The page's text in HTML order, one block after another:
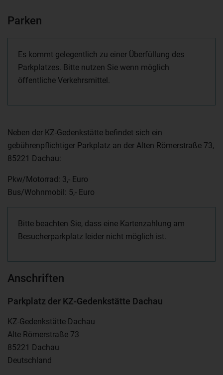
Parken
Es kommt gelegentlich zu einer Überfüllung des
Parkplatzes. Bitte nutzen Sie wenn möglich
öffentliche Verkehrsmittel.
Neben der KZ-Gedenkstätte befindet sich ein
gebührenpflichtiger Parkplatz an der Alten Römerstraße 73,
85221 Dachau:
Pkw/Motorrad: 3,- Euro
Bus/Wohnmobil: 5,- Euro
Bitte beachten Sie, dass eine Kartenzahlung am
Besucherparkplatz leider nicht möglich ist.
Anschriften
Parkplatz der KZ-Gedenkstätte Dachau
KZ-Gedenkstätte Dachau
Alte Römerstraße 73
85221 Dachau
Deutschland